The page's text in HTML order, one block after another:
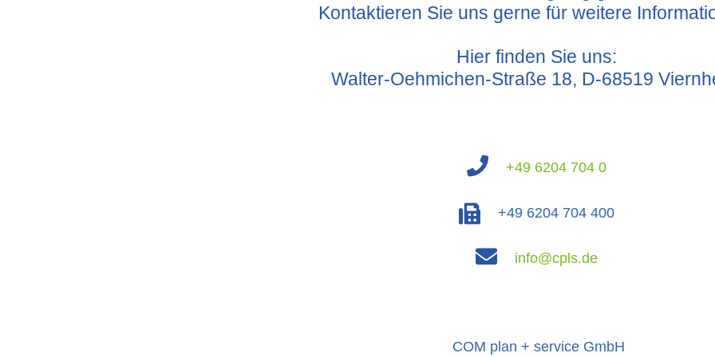
Kontaktieren Sie uns gerne für weitere
Hier finden Sie uns:
Walter-Oehmichen-Straße 18, D-68519
+49 6204 704 0
+49 6204 704 400
info@cpls.de
COM plan + service GmbH